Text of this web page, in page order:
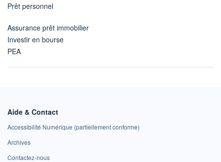
Prêt personnel
Assurance prêt immobilier
Investir en bourse
PEA
Aide & Contact
Accessibilité Numérique (partiellement conforme)
Archives
Contactez-nous